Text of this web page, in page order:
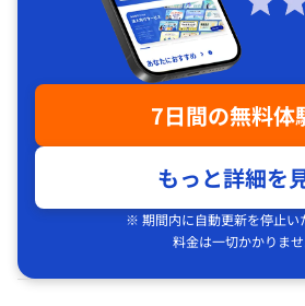
7日間の無料体
もっと詳細を
※ 期間内に自動更新を停止い
料金は一切かかりま